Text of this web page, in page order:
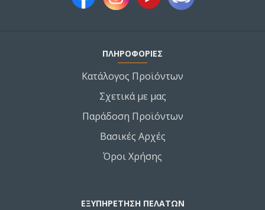
ΠΛΗΡΟΦΟΡΙΕΣ
Κατάλογος Προϊόντων
Σχετικά με μας
Παράδοση Προϊόντων
Βασικές Αρχές
Όροι Χρήσης
ΕΞΥΠΗΡΕΤΗΣΗ ΠΕΛΑΤΩΝ